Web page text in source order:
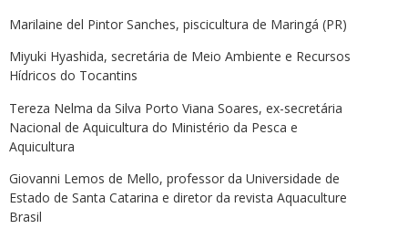
Marilaine del Pintor Sanches, piscicultura de Maringá (PR)
Miyuki Hyashida, secretária de Meio Ambiente e Recursos
Hídricos do Tocantins
Tereza Nelma da Silva Porto Viana Soares, ex-secretária
Nacional de Aquicultura do Ministério da Pesca e
Aquicultura
Giovanni Lemos de Mello, professor da Universidade de
Estado de Santa Catarina e diretor da revista Aquaculture
Brasil